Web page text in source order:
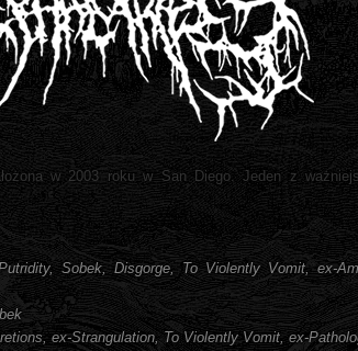
w 2003 roku w San Diego. Jeden z
Sobek, Disgorge, To Violently Vomit, ex-
ex-Strangulation, To Violently Vomit, ex-